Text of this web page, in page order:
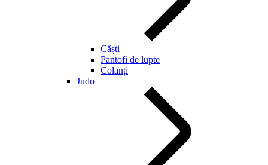
Căști
Pantofi de lupte
Colanți
Judo